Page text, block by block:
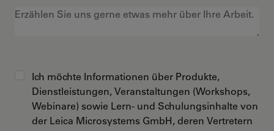
Ich möchte Informationen über Produkte,
Dienstleistungen, Veranstaltungen (Workshops,
Webinare) sowie Lern- und Schulungsinhalte von
der Leica Microsystems GmbH, deren Vertretern